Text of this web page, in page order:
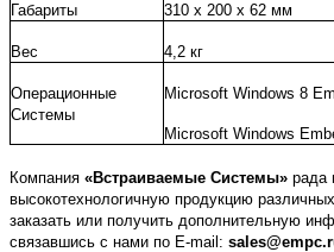
Габариты 310 x 200 x 62 мм
Вес 4,2 кг
Операционные
Системы
Microsoft Windows 8
Microsoft Windows
Компания «Встраиваемые Системы» рада
высокотехнологичную продукцию
заказать или получить дополнительную
связавшись с нами по E-mail: